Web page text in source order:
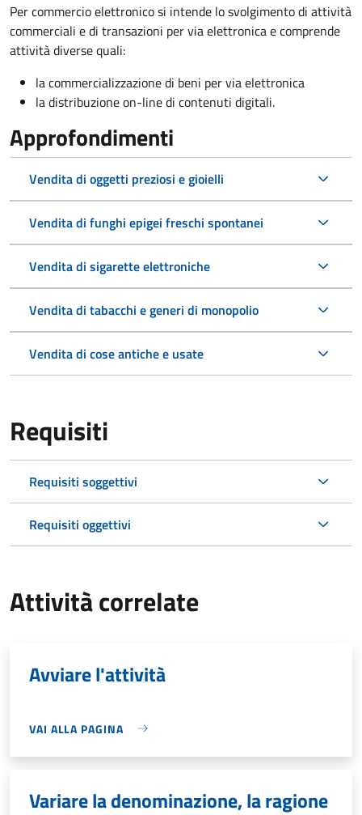
Per commercio elettronico si intende lo svolgimento di attività
commerciali e di transazioni per via elettronica e comprende
attività diverse quali:
la commercializzazione di beni per via elettronica
la distribuzione on-line di contenuti digitali.
Approfondimenti
Vendita di oggetti preziosi e gioielli
Vendita di funghi epigei freschi spontanei
Vendita di sigarette elettroniche
Vendita di tabacchi e generi di monopolio
Vendita di cose antiche e usate
Requisiti
Requisiti soggettivi
Requisiti oggettivi
Attività correlate
Avviare l'attività
VAI ALLA PAGINA
Variare la denominazione, la ragione